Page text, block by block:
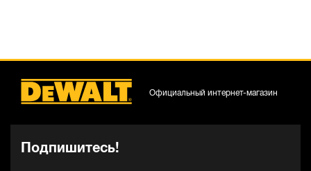
Подпишитесь!
Официальный интернет-магазин